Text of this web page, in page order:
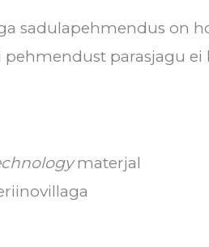
sadulapehmendus on
parasjagu
materjal